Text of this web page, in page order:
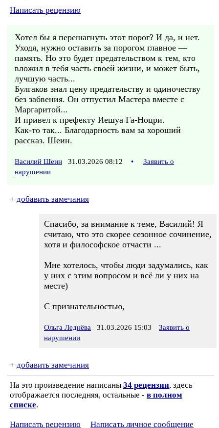
Написать рецензию
Хотел бы я перешагнуть этот порог? И да, и нет.
Уходя, нужно оставить за порогом главное —
память. Но это будет предательством к тем, кто
вложил в тебя часть своей жизни, и может быть,
лучшую часть...
Булгаков знал цену предательству и одиночеству
без забвения. Он отпустил Мастера вместе с
Маргаритой...
И привел к префекту Иешуа Га-Ноцри.
Как-то так... Благодарность вам за хороший
рассказ. Шеин.
Василий Шеин 31.03.2026 08:12 •
Заявить о
нарушении
+ добавить замечания
Спасибо, за внимание к теме, Василий! Я
считаю, что это скорее сезонное сочинение,
хотя и философское отчасти ...
Мне хотелось, чтобы люди задумались, как
у них с этим вопросом и всё ли у них на
месте)
С признательностью,
Ольга Леднёва 31.03.2026 15:03
Заявить о
нарушении
+ добавить замечания
На это произведение написаны 34 рецензии, здесь
отображается последняя, остальные - в полном
списке.
Написать рецензию
Написать личное сообщение